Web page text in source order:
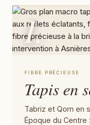
I.
FIBRE PRÉCIEUSE
Tapis en
Tabriz et Qom en
Époque du